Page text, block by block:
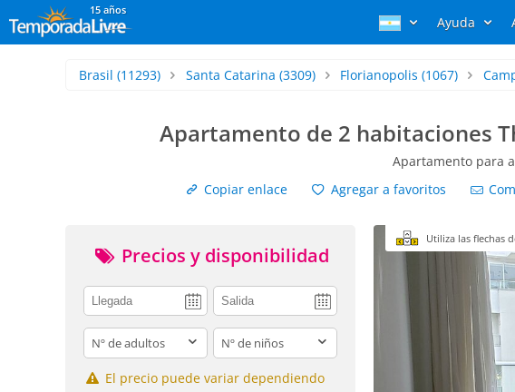
15 años
Ayuda
Brasil (11293) Santa Catarina (3309) Florianopolis (1067)
Apartamento de 2 habitaciones
Apartamento para
Copiar enlace
Agregar a favoritos
Precios y disponibilidad
adults children
El precio puede variar dependiendo
Utiliza las flechas